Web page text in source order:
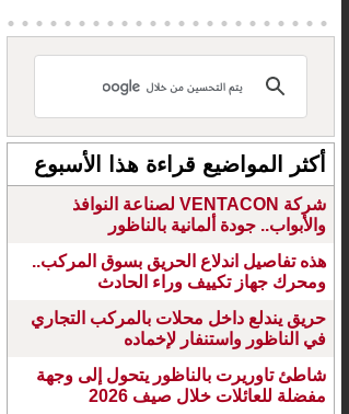
أكثر المواضيع قراءة هذا الأسبوع
شركة VENTACON لصناعة النوافذ
والأبواب.. جودة ألمانية بالناظور
هذه تفاصيل اندلاع الحريق بسوق المركب..
ومحرك جهاز تكييف وراء الحادث
حريق يندلع داخل محلات بالمركب التجاري
في الناظور واستنفار لإخماده
شاطئ تاوريرت بالناظور يتحول إلى وجهة
مفضلة للعائلات خلال صيف 2026